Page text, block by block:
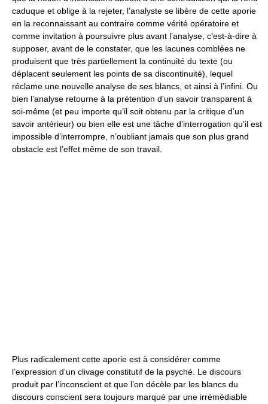
caduque et oblige à la rejeter, l’analyste se libère de cette aporie
en la reconnaissant au contraire comme vérité opératoire et
comme invitation à poursuivre plus avant l’analyse, c’est-à-dire à
supposer, avant de le constater, que les lacunes comblées ne
produisent que très partiellement la continuité du texte (ou
déplacent seulement les points de sa discontinuité), lequel
réclame une nouvelle analyse de ses blancs, et ainsi à l’infini. Ou
bien l’analyse retourne à la prétention d’un savoir transparent à
soi-même (et peu importe qu’il soit obtenu par la critique d’un
savoir antérieur) ou bien elle est une tâche d’interrogation qu’il est
impossible d’interrompre, n’oubliant jamais que son plus grand
obstacle est l’effet même de son travail.
Plus radicalement cette aporie est à considérer comme
l’expression d’un clivage constitutif de la psyché. Le discours
produit par l’inconscient et que l’on décèle par les blancs du
discours conscient sera toujours marqué par une irrémédiable